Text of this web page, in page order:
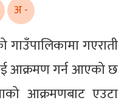
अ -
गाउँपालिकामा गएराती
आक्रमण गर्न आएको छ
आक्रमणबाट एउटा